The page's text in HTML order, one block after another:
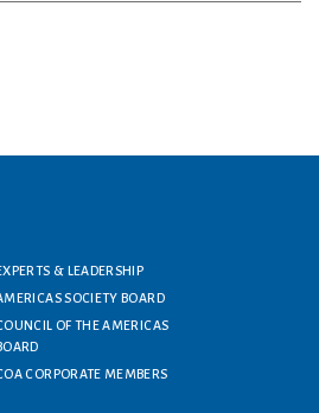
& LEADERSHIP
SOCIETY BOARD
OF THE AMERICAS
CORPORATE MEMBERS